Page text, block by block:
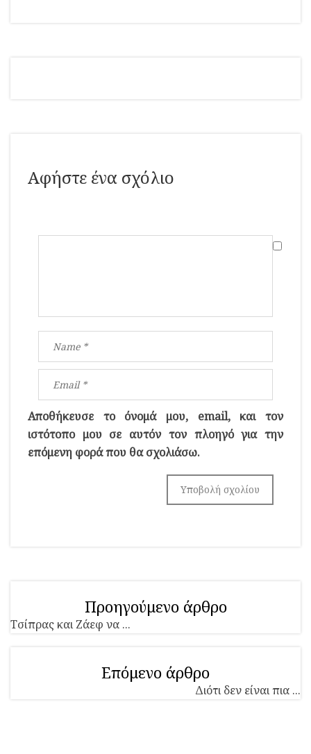
Αφήστε ένα σχόλιο
Αποθήκευσε το όνομά μου, email, και τον
ιστότοπο μου σε αυτόν τον πλοηγό για την
επόμενη φορά που θα σχολιάσω.
Προηγούμενο άρθρο
Τσίπρας και Ζάεφ να ...
Επόμενο άρθρο
Διότι δεν είναι πια ...